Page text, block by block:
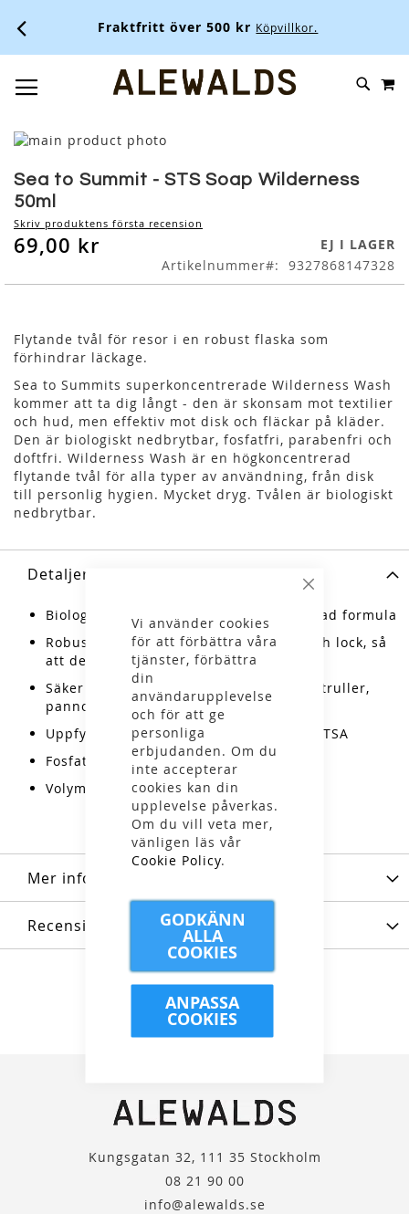
Vi använder cookies
för att förbättra våra
tjänster, förbättra
din
användarupplevelse
och för att ge
personliga
erbjudanden. Om du
inte accepterar
cookies kan din
upplevelse påverkas.
Om du vill veta mer,
vänligen läs vår
Cookie Policy.
GODKÄNN
ALLA
COOKIES
ANPASSA
COOKIES
Fraktfritt över 500 kr Köpvillkor.
SKIP
Skip
the
end
of
the
images
to
the
beginning
of
the
gallery
Sea to Summit - STS Soap Wilderness
50ml
Skriv produktens första recension
69,00 kr
EJ I LAGER
Artikelnummer
9327868147328
Flytande tvål för resor i en robust flaska som
förhindrar läckage.
Sea to Summits superkoncentrerade Wilderness Wash
kommer att ta dig långt - den är skonsam mot textilier
och hud, men effektiv mot disk och fläckar på kläder.
Den är biologiskt nedbrytbar, fosfatfri, parabenfri och
doftfri. Wilderness Wash är en högkoncentrerad
flytande tvål för alla typer av användning, från disk
till personlig hygien. Mycket dryg. Tvålen är biologiskt
nedbrytbar.
Detaljer
Biologiskt nedbrytbar, superkoncentrerad formula
Robust flaska med läckagesäker kork och lock, så
att den inte läcker i påsen eller väskan
Säker för personlig användning, för kastruller,
pannor, kläder och utomhusutrustning
Uppfyller flygplatsbestämmelser enligt TSA
Fosfat- och parabenfri
Volym: 50 ml
Mer information
Recensioner
Kungsgatan 32, 111 35 Stockholm
08 21 90 00
info@alewalds.se